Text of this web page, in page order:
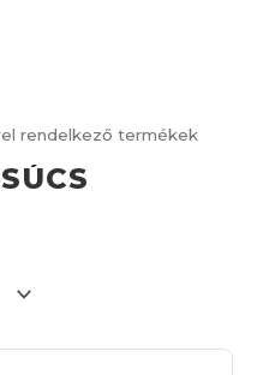
rendelkező termékek